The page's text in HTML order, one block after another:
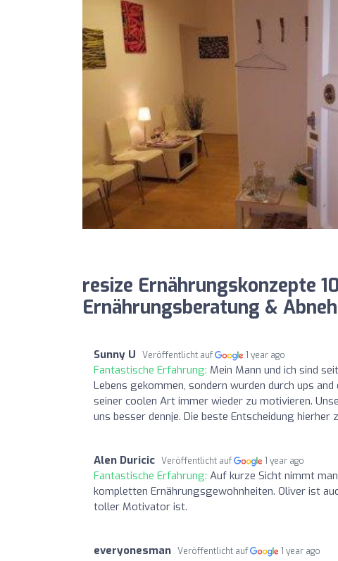
resize Ernährungskonzepte
Ernährungsberatung &
Sunny U Veröffentlicht auf 1 year ago
Fantastische Erfahrung: Mein Mann und ich sind
Lebens gekommen, sondern wurden durch ups
seiner coolen Art immer wieder zu motivieren.
uns besser dennje. Die beste Entscheidung hierher
Alen Duricic Veröffentlicht auf 1 year ago
Fantastische Erfahrung: Auf kurze Sicht nimmt
kompletten Ernährungsgewohnheiten. Oliver ist
toller Motivator ist.
everyonesman Veröffentlicht auf 1 year ago